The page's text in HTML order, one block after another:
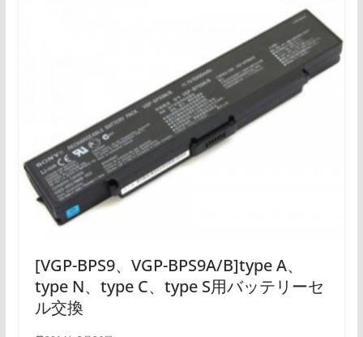
[VGP-BPS9、VGP-BPS9A/B]type A、
type N、type C、type S用バッテリーセ
ル交換